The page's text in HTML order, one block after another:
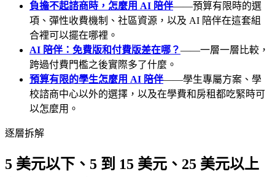
負擔不起諮商時，怎麼用 AI 陪伴——預算有限時的選
項、彈性收費機制、社區資源，以及 AI 陪伴在這套組
合裡可以擺在哪裡。
AI 陪伴：免費版和付費版差在哪？——一層一層比較，
跨過付費門檻之後實際多了什麼。
預算有限的學生怎麼用 AI 陪伴——學生專屬方案、學
校諮商中心以外的選擇，以及在學費和房租都吃緊時可
以怎麼用。
逐層拆解
5 美元以下、5 到 15 美元、25 美元以上